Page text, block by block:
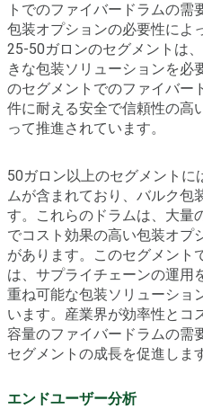
トでのファイバードラムの
包装オプションの必要性によ
25-50ガロンのセグメントは
きな包装ソリューションを必
のセグメントでのファイバー
件に耐える安全で信頼性の高
って推進されています。
50ガロン以上のセグメントに
ムが含まれており、バルク包
す。これらのドラムは、大量
でコスト効果の高い包装オプ
があります。このセグメント
は、サプライチェーンの運用
重ね可能な包装ソリューショ
います。産業界が効率性とコ
容量のファイバードラムの需
セグメントの成長を促進しま
エンドユーザー分析